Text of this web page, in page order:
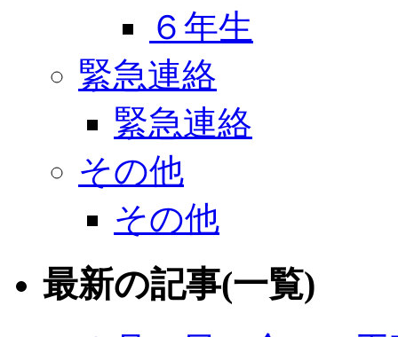
６年生
緊急連絡
緊急連絡
その他
その他
最新の記事(一覧)